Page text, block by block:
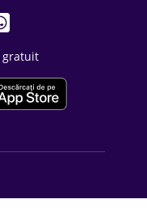
gratuit